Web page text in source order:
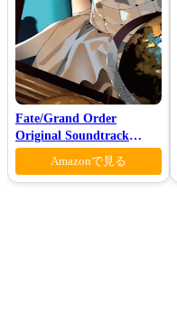
Fate/Grand Order
Original Soundtrack
Ⅶ(初回仕様限定盤)
Amazonで見る